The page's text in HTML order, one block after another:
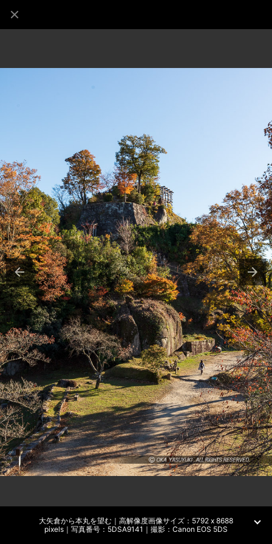
大矢倉から本丸を望む｜高解像度画像サイズ：5792 x 8688
pixels｜写真番号：5DSA9141｜撮影：Canon EOS 5DS